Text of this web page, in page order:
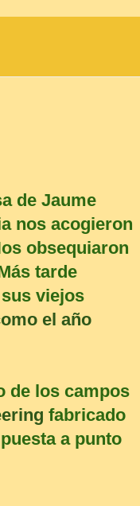
de Jaume
nos acogieron
obsequiaron
tarde
viejos
el año
de los campos
fabricado
a punto